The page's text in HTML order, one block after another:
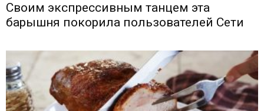
Своим экспрессивным танцем эта
барышня покорила пользователей Сети